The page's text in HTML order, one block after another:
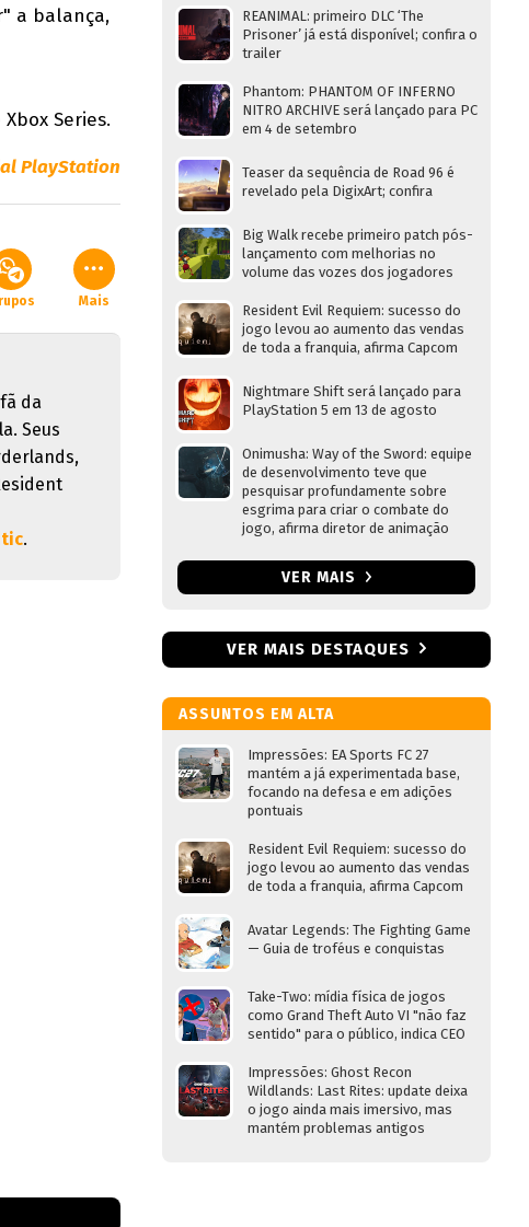
a balança,
Series.
PlayStation
Mais
da
Seus
.
REANIMAL: primeiro DLC ‘The
Prisoner’ já está disponível; confira o
trailer
Phantom: PHANTOM OF INFERNO
NITRO ARCHIVE será lançado para PC
em 4 de setembro
Teaser da sequência de Road 96 é
revelado pela DigixArt; confira
Big Walk recebe primeiro patch pós-
lançamento com melhorias no
volume das vozes dos jogadores
Resident Evil Requiem: sucesso do
jogo levou ao aumento das vendas
de toda a franquia, afirma Capcom
Nightmare Shift será lançado para
PlayStation 5 em 13 de agosto
Onimusha: Way of the Sword: equipe
de desenvolvimento teve que
pesquisar profundamente sobre
esgrima para criar o combate do
jogo, afirma diretor de animação
VER MAIS
VER MAIS DESTAQUES
ASSUNTOS EM ALTA
Impressões: EA Sports FC 27
mantém a já experimentada base,
focando na defesa e em adições
pontuais
Resident Evil Requiem: sucesso do
jogo levou ao aumento das vendas
de toda a franquia, afirma Capcom
Avatar Legends: The Fighting Game
— Guia de troféus e conquistas
Take-Two: mídia física de jogos
como Grand Theft Auto VI "não faz
sentido" para o público, indica CEO
Impressões: Ghost Recon
Wildlands: Last Rites: update deixa
o jogo ainda mais imersivo, mas
mantém problemas antigos